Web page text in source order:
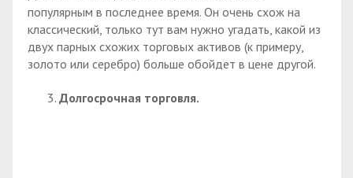
популярным в последнее время. Он очень схож на
классический, только тут вам нужно угадать, какой из
двух парных схожих торговых активов (к примеру,
золото или серебро) больше обойдет в цене другой.
Долгосрочная торговля.